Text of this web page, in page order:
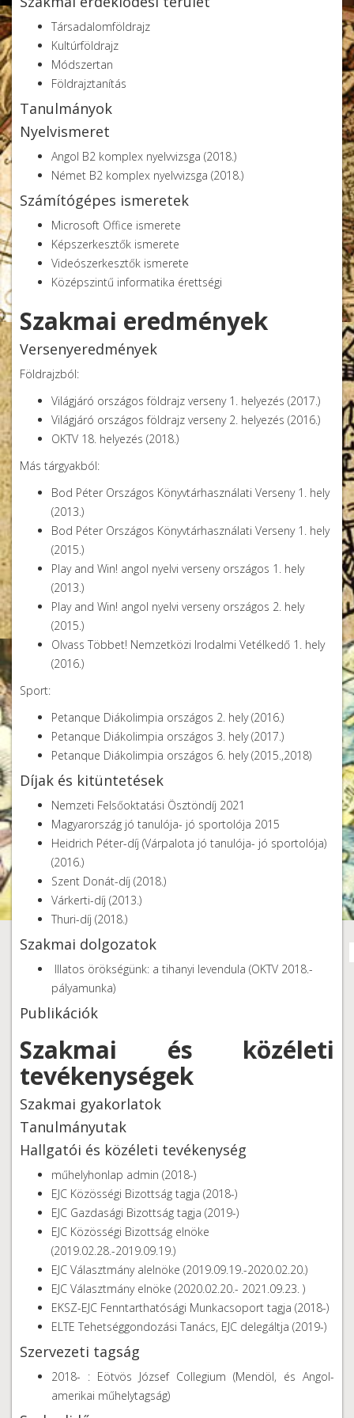
Mendöl
Mendöl Tibor
Mendöl Tibor
Mendöl Tibor
Társadalomföldrajz
Kultúrföldrajz
Módszertan
Földrajztanítás
Tanulmányok
Nyelvismeret
Angol B2 komplex nyelvvizsga (2018.)
Német B2 komplex nyelvvizsga (2018.)
Számítógépes ismeretek
Microsoft Office ismerete
Képszerkesztők ismerete
Videószerkesztők ismerete
Középszintű informatika érettségi
Szakmai eredmények
Versenyeredmények
Földrajzból:
Világjáró országos földrajz verseny 1. helyezés (2017.)
Világjáró országos földrajz verseny 2. helyezés (2016.)
OKTV 18. helyezés (2018.)
Más tárgyakból:
Bod Péter Országos Könyvtárhasználati Verseny 1. hely
(2013.)
Bod Péter Országos Könyvtárhasználati Verseny 1. hely
(2015.)
Play and Win! angol nyelvi verseny országos 1. hely
(2013.)
Play and Win! angol nyelvi verseny országos 2. hely
(2015.)
Olvass Többet! Nemzetközi Irodalmi Vetélkedő 1. hely
(2016.)
Sport:
Petanque Diákolimpia országos 2. hely (2016.)
Petanque Diákolimpia országos 3. hely (2017.)
Petanque Diákolimpia országos 6. hely (2015.,2018)
Díjak és kitüntetések
Nemzeti Felsőoktatási Ösztöndíj 2021
Magyarország jó tanulója- jó sportolója 2015
Heidrich Péter-díj (Várpalota jó tanulója- jó sportolója)
(2016.)
Szent Donát-díj (2018.)
Várkerti-díj (2013.)
Thuri-díj (2018.)
Szakmai dolgozatok
Illatos örökségünk: a tihanyi levendula (OKTV 2018.-
pályamunka)
Publikációk
Szakmai és közéleti
tevékenységek
Szakmai gyakorlatok
Tanulmányutak
Hallgatói és közéleti tevékenység
műhelyhonlap admin (2018-)
EJC Közösségi Bizottság tagja (2018-)
EJC Gazdasági Bizottság tagja (2019-)
EJC Közösségi Bizottság elnöke
(2019.02.28.-2019.09.19.)
EJC Választmány alelnöke (2019.09.19.-2020.02.20.)
EJC Választmány elnöke (2020.02.20.- 2021.09.23. )
EKSZ-EJC Fenntarthatósági Munkacsoport tagja (2018-)
ELTE Tehetséggondozási Tanács, EJC delegáltja (2019-)
Szervezeti tagság
2018- : Eötvös József Collegium (Mendöl, és Angol-
amerikai műhelytagság)